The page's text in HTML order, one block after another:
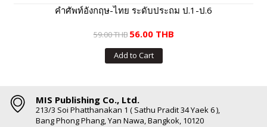
คำศัพท์อังกฤษ-ไทย ระดับประถม ป.1-ป.6
59.00 THB56.00 THB
Add to Cart
MIS Publishing Co., Ltd.
213/3 Soi Phatthanakan 1 ( Sathu Pradit 34 Yaek 6 ),
Bang Phong Phang, Yan Nawa, Bangkok, 10120